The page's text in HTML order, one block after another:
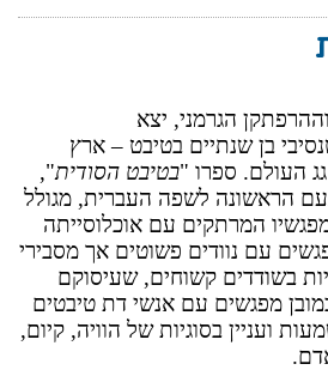
הגרמני, יצא
בן שנתיים בטיבט – ארץ
העולם. ספרו "בטיבט הסודית",
הראשונה לשפה העברית, מגולל
המרתקים עם אוכלוסייתה
עם נוודים פשוטים אך מסבירי
בשודדים קשוחים, שעיסוקם
מפגשים עם אנשי דת טיבטים
ועניין בסוגיות של הוויה, קיום,